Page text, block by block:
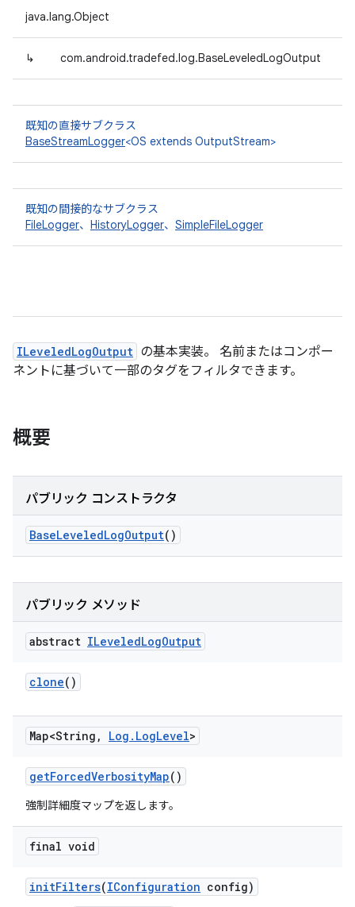
java.lang.Object
↳ com.android.tradefed.log.BaseLeveledLogOutput
既知の直接サブクラス
BaseStreamLogger<OS extends OutputStream>
既知の間接的なサブクラス
FileLogger、 HistoryLogger、 SimpleFileLogger
ILeveledLogOutput の基本実装。 名前またはコンポー
ネントに基づいて一部のタグをフィルタできます。
概要
パブリック コンストラクタ
BaseLeveledLogOutput()
パブリック メソッド
abstract ILeveledLogOutput
clone()
Map<String , Log . LogLevel>
getForcedVerbosityMap()
強制詳細度マップを返します。
final void
initFilters(IConfiguration config)